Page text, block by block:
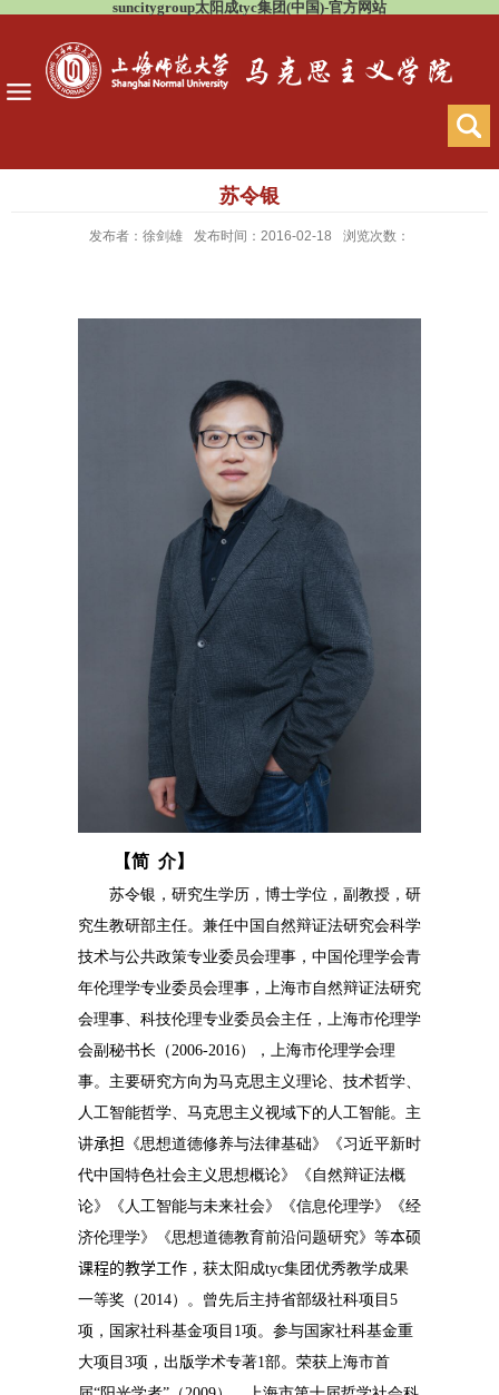
suncitygroup太阳成tyc集团(中国)-官方网站
苏令银
发布者：徐剑雄 发布时间：2016-02-18 浏览次数：
【简 介】
苏令银，研究生学历，博士学位，副教授，研
究生教研部主任。兼任中国自然辩证法研究会科学
技术与公共政策专业委员会理事，中国伦理学会青
年伦理学专业委员会理事，上海市自然辩证法研究
会理事、科技伦理专业委员会主任，上海市伦理学
会副秘书长（ 2006-2016），上海市伦理学会理
事。主要研究方向 为马克思主义理论、技术哲学、
人工智能哲学、马克思主义视域下的人工智能。主
讲承担 《思想道德修养与法律基础》《习近平新时
代中国特色社会主义思想概论》《自然辩证法概
论》《人工智能与未来社会》《信息伦理学》《经
济伦理学》《思想道德教育前沿问题研究》等本硕
课程的教学工作 ，获太阳成tyc集团优秀教学成果
一等奖（ 2014）。曾先后主持省部级社科项目 5
项，国家社科基金项目 1项。参与国家社科基金重
大项目 3项，出版学术专著1部。荣获上海市首